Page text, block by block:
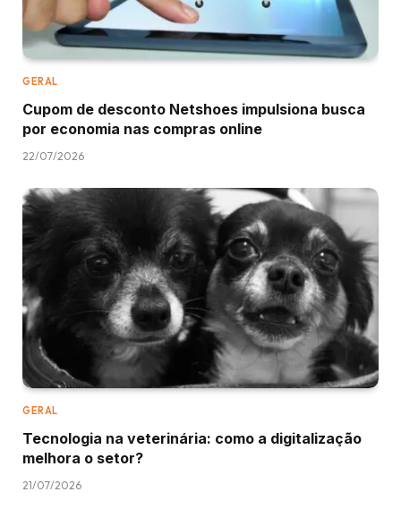
GERAL
Cupom de desconto Netshoes impulsiona busca
por economia nas compras online
22/07/2026
GERAL
Tecnologia na veterinária: como a digitalização
melhora o setor?
21/07/2026